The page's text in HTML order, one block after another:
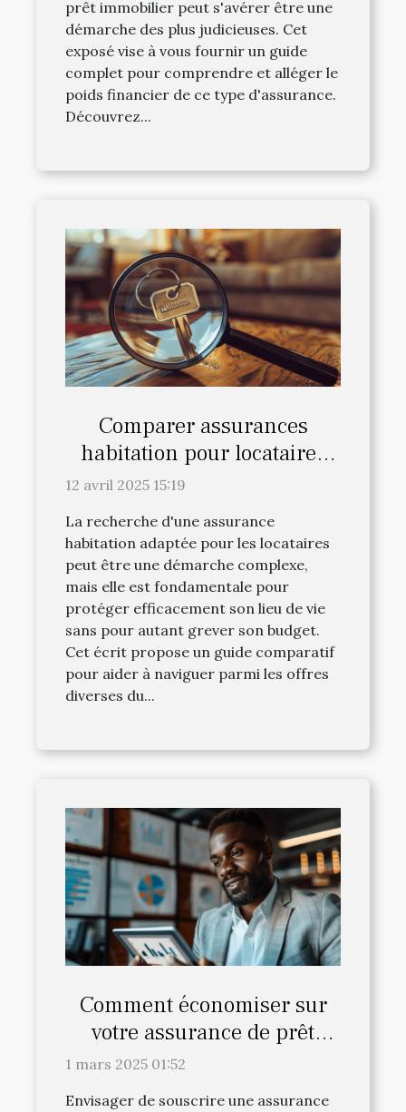
prêt immobilier peut s'avérer être une
démarche des plus judicieuses. Cet
exposé vise à vous fournir un guide
complet pour comprendre et alléger le
poids financier de ce type d'assurance.
Découvrez...
Comparer assurances
habitation pour locataires
clés pour économiser
12 avril 2025 15:19
La recherche d'une assurance
habitation adaptée pour les locataires
peut être une démarche complexe,
mais elle est fondamentale pour
protéger efficacement son lieu de vie
sans pour autant grever son budget.
Cet écrit propose un guide comparatif
pour aider à naviguer parmi les offres
diverses du...
Comment économiser sur
votre assurance de prêt
grâce à un courtier ?
1 mars 2025 01:52
Envisager de souscrire une assurance